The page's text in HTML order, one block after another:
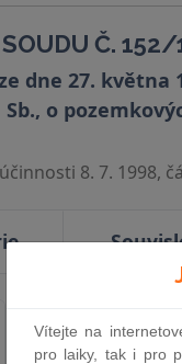
Č.
dne 27. května
o
8. 7. 1998,
Vyhlášené
Vítejte na
pro laiky, tak i pro